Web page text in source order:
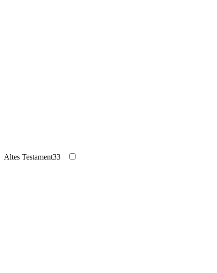
Altes Testament33